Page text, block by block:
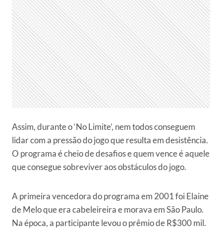
Assim, durante o ‘No Limite’, nem todos conseguem
lidar com a pressão do jogo que resulta em desistência.
O programa é cheio de desafios e quem vence é aquele
que consegue sobreviver aos obstáculos do jogo.
A primeira vencedora do programa em 2001 foi Elaine
de Melo que era cabeleireira e morava em São Paulo.
Na época, a participante levou o prêmio de R$300 mil.